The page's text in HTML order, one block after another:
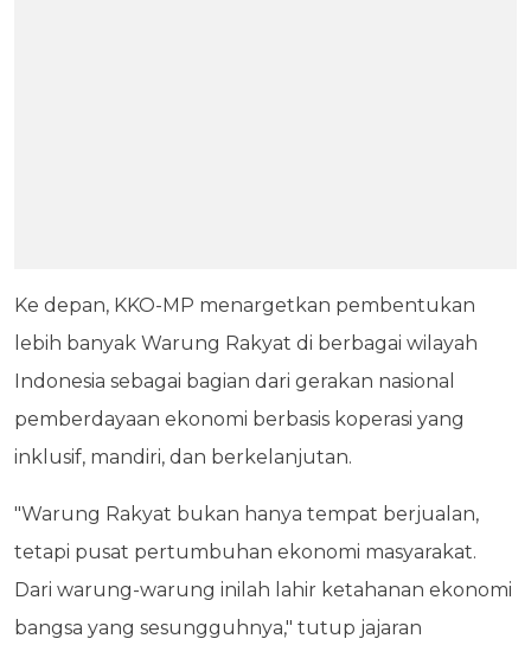
Ke depan, KKO-MP menargetkan pembentukan
lebih banyak Warung Rakyat di berbagai wilayah
Indonesia sebagai bagian dari gerakan nasional
pemberdayaan ekonomi berbasis koperasi yang
inklusif, mandiri, dan berkelanjutan.
"Warung Rakyat bukan hanya tempat berjualan,
tetapi pusat pertumbuhan ekonomi masyarakat.
Dari warung-warung inilah lahir ketahanan ekonomi
bangsa yang sesungguhnya," tutup jajaran